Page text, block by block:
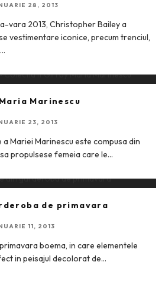
28, 2013
vara 2013, Christopher Bailey a
vestimentare iconice, precum trenciul,
...
Marinescu
23, 2013
Mariei Marinescu este compusa din
propulsese femeia care le...
de primavara
11, 2013
boema, in care elementele
in peisajul decolorat de...